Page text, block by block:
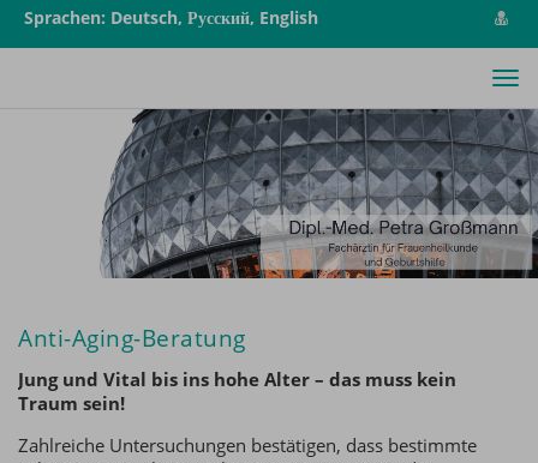
Sprachen: Deutsch, Русский, English
Anti-Aging-Beratung
Jung und Vital bis ins hohe Alter – das muss kein
Traum sein!
Zahlreiche Untersuchungen bestätigen, dass bestimmte